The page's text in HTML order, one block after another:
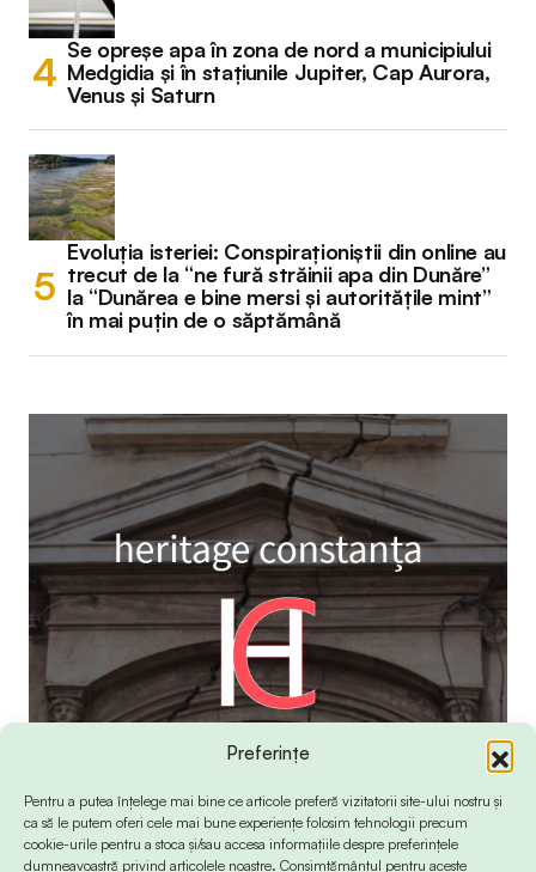
Preferințe
Pentru a putea înțelege mai bine ce articole preferă vizitatorii site-ului nostru și
ca să le putem oferi cele mai bune experiențe folosim tehnologii precum
cookie-urile pentru a stoca și/sau accesa informațiile despre preferințele
dumneavoastră privind articolele noastre. Consimțământul pentru aceste
Se opreșe apa în zona de nord a municipiului
Medgidia și în stațiunile Jupiter, Cap Aurora,
Venus și Saturn
Evoluția isteriei: Conspiraționiștii din online au
trecut de la “ne fură străinii apa din Dunăre”
la “Dunărea e bine mersi și autoritățile mint”
în mai puțin de o săptămână